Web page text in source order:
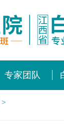
专家团队
>